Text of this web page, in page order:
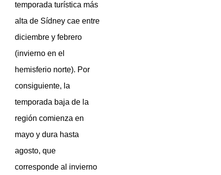
temporada turística más
alta de Sídney cae entre
diciembre y febrero
(invierno en el
hemisferio norte). Por
consiguiente, la
temporada baja de la
región comienza en
mayo y dura hasta
agosto, que
corresponde al invierno